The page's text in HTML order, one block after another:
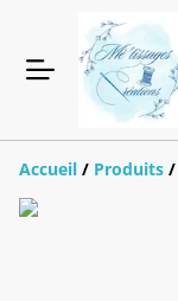
Accueil / Produits /